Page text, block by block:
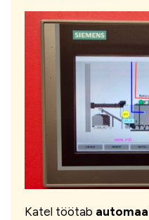
Katel töötab